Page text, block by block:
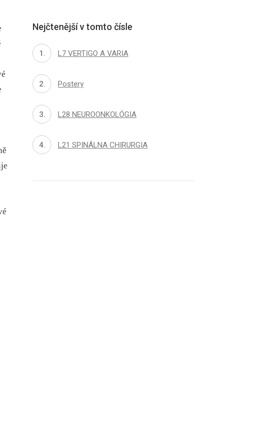
Nejčtenější v tomto čísle
L7 VERTIGO A VARIA
Postery
L28 NEUROONKOLÓGIA
L21 SPINÁLNA CHIRURGIA